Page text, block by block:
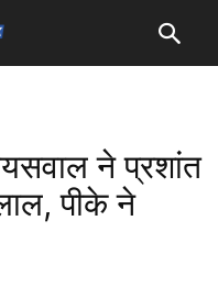
ने प्रशांत
पीके ने